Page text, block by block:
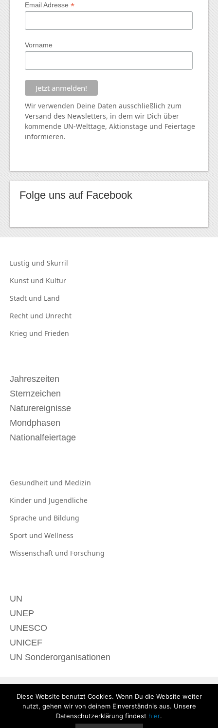
Email Adresse*
Vorname
Wir verwenden Deine Daten ausschließlich zum
Versand des Newsletters, in dem wir Dich über
kommende UN-Welttage, Aktionstage und Feiertage
informieren.
Folge uns auf Facebook
Lustig und Skurril
Kunst und Kultur
Stadt und Land
Recht und Unrecht
Krieg und Frieden
Jahreszeiten
Sternzeichen
Naturereignisse
Mondphasen
Nationalfeiertage
Gesundheit und Medizin
Kinder und Jugendliche
Sprache und Bildung
Sport und Wellness
Wissenschaft und Forschung
UN
UNEP
UNESCO
UNICEF
UN Sonderorganisationen
Diese Website benutzt Cookies. Wenn Du die Website weiter
nutzt, gehen wir von deinem Einverständnis aus. Unsere
Datenschutzerklärung findest hier.